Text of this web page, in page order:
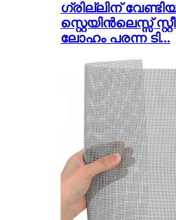
ഗ്രില്ലിന്
സ്റ്റെയിൻലെസ്സ്
ലോഹം പരന്ന ടി...